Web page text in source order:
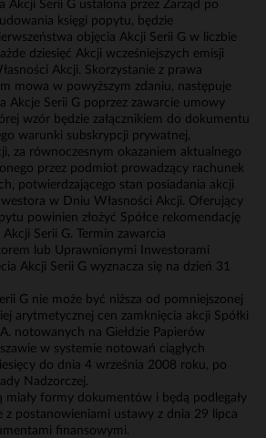
Akcji Serii G ustalona przez Zarząd po
księgi popytu, będzie
objęcia Akcji Serii G w liczbie
dziesięć Akcji wcześniejszych emisji
Akcji. Skorzystanie z prawa
mowa w powyższym zdaniu, następuje
Akcje Serii G poprzez zawarcie umowy
wzór będzie załącznikiem do dokumentu
warunki subskrypcji prywatnej,
za równoczesnym okazaniem aktualnego
przez podmiot prowadzący rachunek
potwierdzającego stan posiadania akcji
w Dniu Własności Akcji. Oferujący
powinien złożyć Spółce rekomendację
Serii G. Termin zawarcia
lub Uprawnionymi Inwestorami
Akcji Serii G wyznacza się na dzień 31
G nie może być niższa od pomniejszonej
arytmetycznej cen zamknięcia akcji Spółki
notowanych na Giełdzie Papierów
w systemie notowań ciągłych
do dnia 4 września 2008 roku, po
Nadzorczej.
miały formy dokumentów i będą podlegały
z postanowieniami ustawy z dnia 29 lipca
finansowymi.